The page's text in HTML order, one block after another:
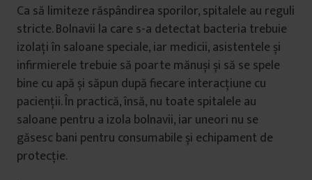
Ca să limiteze răspândirea sporilor, spitalele au reguli
stricte. Bolnavii la care s-a detectat bacteria trebuie
izolați în saloane speciale, iar medicii, asistentele și
infirmierele trebuie să poarte mănuși și să se spele
bine cu apă și săpun după fiecare interacțiune cu
pacienții. În practică, însă, nu toate spitalele au
saloane pentru a izola bolnavii, iar uneori nu se
găsesc bani pentru consumabile și echipament de
protecție.